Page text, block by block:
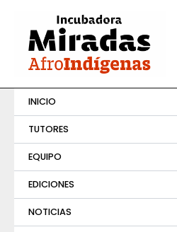
contenido
INICIO
TUTORES
EQUIPO
EDICIONES
NOTICIAS